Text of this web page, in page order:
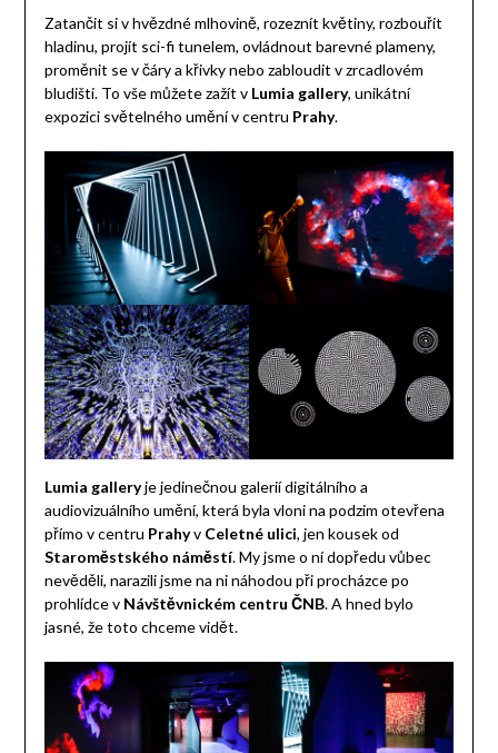
Zatančit si v hvězdné mlhovině, rozeznít květiny, rozbouřit
hladinu, projít sci-fi tunelem, ovládnout barevné plameny,
proměnit se v čáry a křivky nebo zabloudit v zrcadlovém
bludišti. To vše můžete zažít v Lumia gallery, unikátní
expozici světelného umění v centru Prahy.
Lumia galleryje jedinečnou galerií digitálního a
audiovizuálního umění, která byla vloni na podzim otevřena
přímo v centru Prahyv Celetné ulici, jen kousek od
Staroměstského náměstí. My jsme o ní dopředu vůbec
nevěděli, narazili jsme na ni náhodou při procházce po
prohlídce v Návštěvnickém centru ČNB. A hned bylo
jasné, že toto chceme vidět.